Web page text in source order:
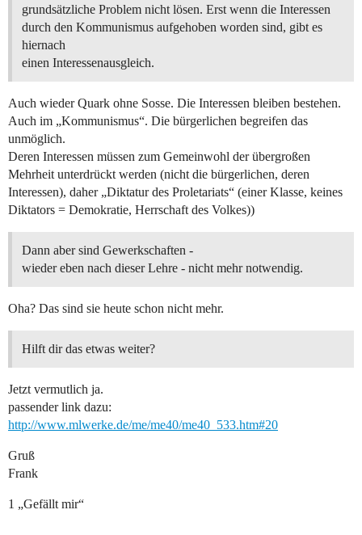
grundsätzliche Problem nicht lösen. Erst wenn die Interessen
durch den Kommunismus aufgehoben worden sind, gibt es
hiernach
einen Interessenausgleich.
Auch wieder Quark ohne Sosse. Die Interessen bleiben bestehen.
Auch im „Kommunismus“. Die bürgerlichen begreifen das
unmöglich.
Deren Interessen müssen zum Gemeinwohl der übergroßen
Mehrheit unterdrückt werden (nicht die bürgerlichen, deren
Interessen), daher „Diktatur des Proletariats“ (einer Klasse, keines
Diktators = Demokratie, Herrschaft des Volkes))
Dann aber sind Gewerkschaften -
wieder eben nach dieser Lehre - nicht mehr notwendig.
Oha? Das sind sie heute schon nicht mehr.
Hilft dir das etwas weiter?
Jetzt vermutlich ja.
passender link dazu:
http://www.mlwerke.de/me/me40/me40_533.htm#20
Gruß
Frank
1 „Gefällt mir“